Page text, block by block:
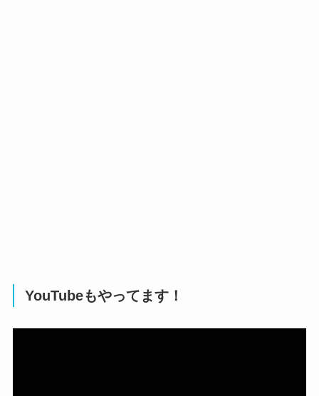
YouTubeもやってます！